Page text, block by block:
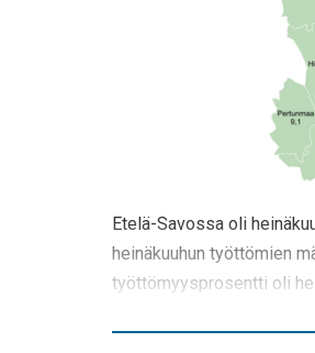
Etelä-Savossa oli
heinäkuuhun työttömien
työttömyysprosentti oli